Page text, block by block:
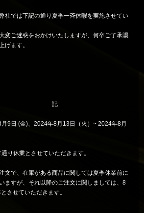
社では下記の通り夏季一斉休暇を実施させてい
変ご迷惑をおかけいたしますが、何卒ご了承賜
げます。
9日 (金)、2024年8月13日（火）~ 2024年8月
り休業とさせていただきます。
文で、在庫がある商品に関しては夏季休業前に
ますが、それ以降のご注文に関しましては、8
させていただきます。